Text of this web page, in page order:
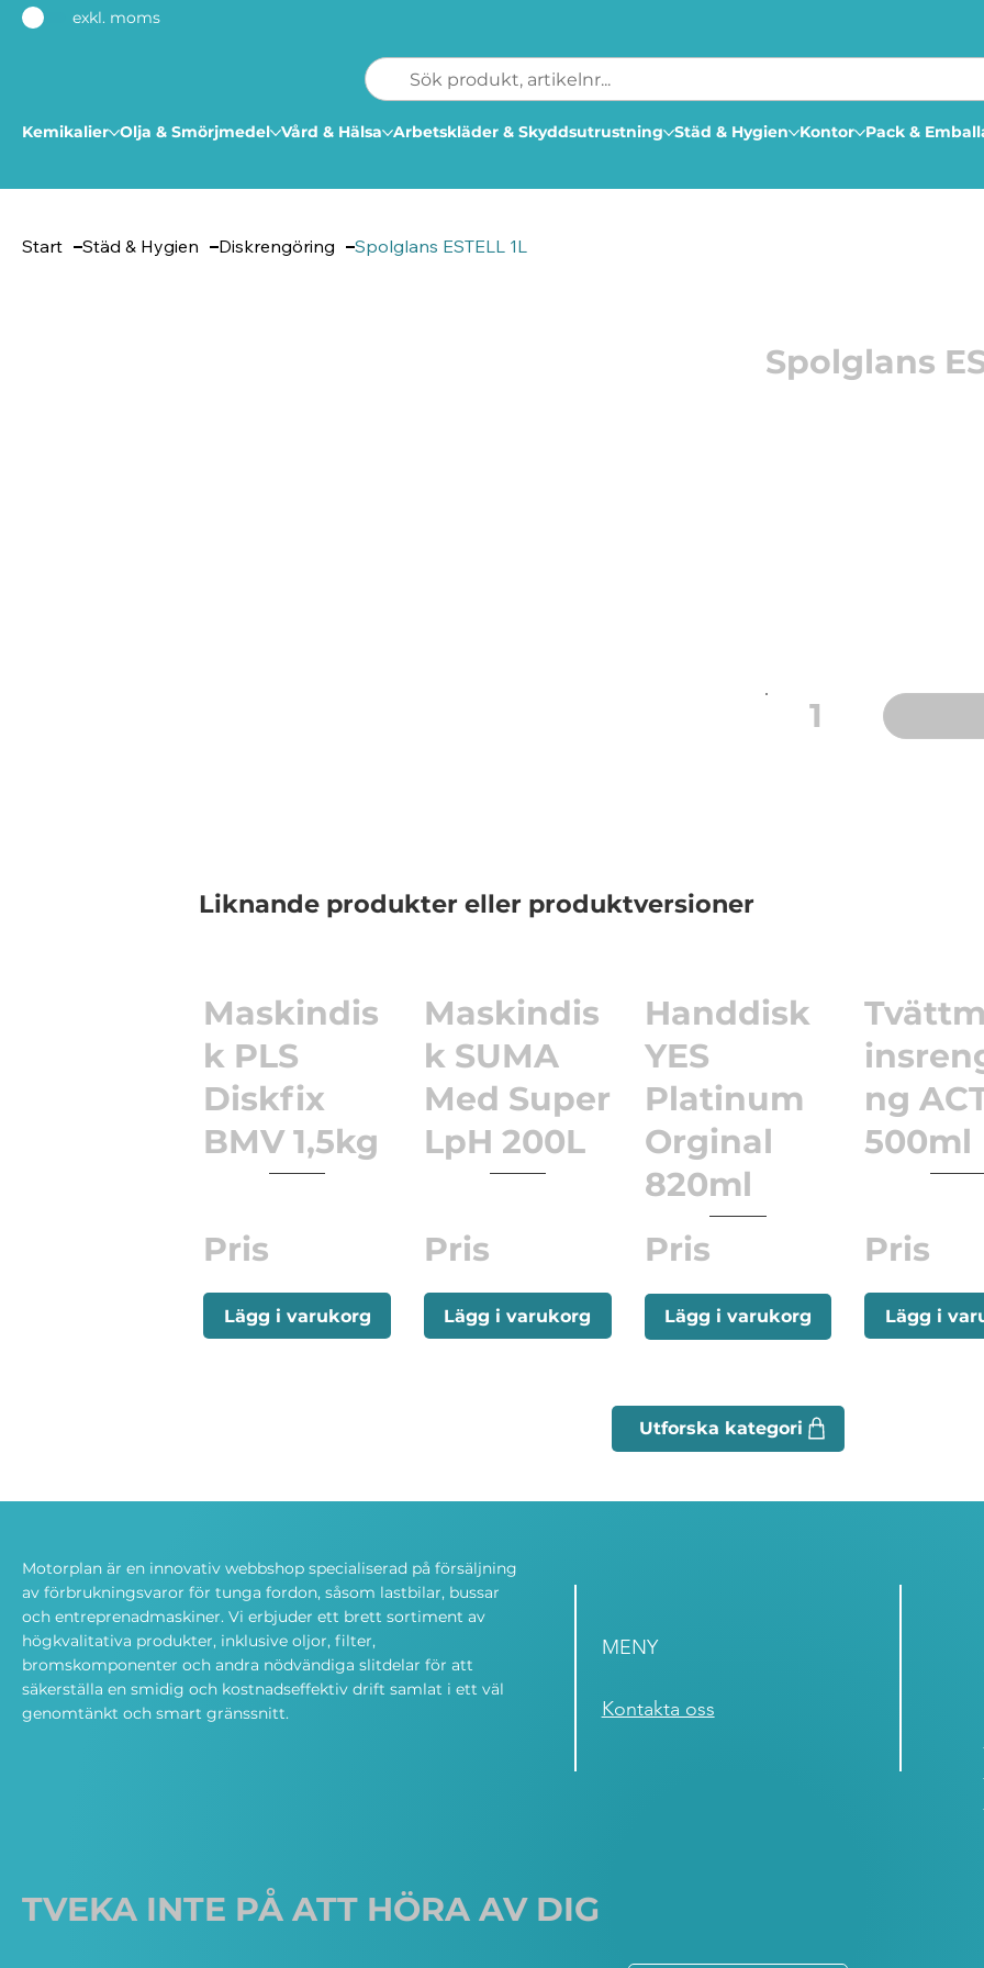
exkl. moms
Kemikalier Olja & Smörjmedel Vård & Hälsa Arbetskläder & Skyddsutrustning Städ & Hygien Kontor Pack &
Start Städ & Hygien Diskrengöring Spolglans ESTELL 1L
Spolglans
1
Liknande produkter eller produktversioner
Maskindis
k PLS
Diskfix
BMV 1,5kg
Pris
Lägg i varukorg
Maskindis
k SUMA
Med Super
LpH 200L
Pris
Lägg i varukorg
Handdisk
YES
Platinum
Orginal
820ml
Pris
Lägg i varukorg
ng
500ml
Pris
Lägg i
Motorplan är en innovativ webbshop specialiserad på försäljning
av förbrukningsvaror för tunga fordon, såsom lastbilar, bussar
och entreprenadmaskiner. Vi erbjuder ett brett sortiment av
högkvalitativa produkter, inklusive oljor, filter,
bromskomponenter och andra nödvändiga slitdelar för att
säkerställa en smidig och kostnadseffektiv drift samlat i ett väl
genomtänkt och smart gränssnitt.
MENY
Kontakta oss
TVEKA INTE PÅ ATT HÖRA AV DIG